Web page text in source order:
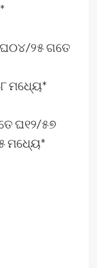
ଘ୦୪/୨୫ ଗତେ
ମଧ୍ୟେ*
ଘ୧୨/୫୭
ମଧ୍ୟେ*